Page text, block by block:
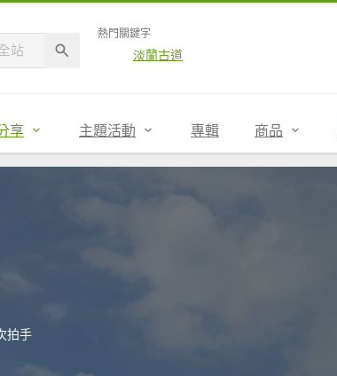
熱門關鍵字
淡蘭古道
享 主題活動 專輯 商品
拍手